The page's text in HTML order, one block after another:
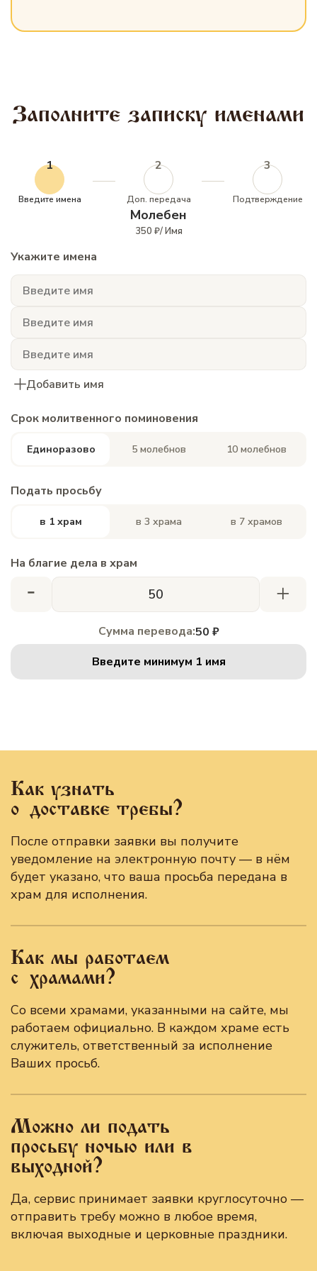
Заполните записку именами
1
Введите имена
2
Доп. передача
3
Подтверждение
Молебен
350 ₽/ Имя
Укажите имена
Добавить имя
Срок молитвенного поминовения
Единоразово 5 молебнов 10 молебнов
Подать просьбу
в 1 храм в 3 храма в 7 храмов
На благие дела в храм
- +
Сумма перевода:50 ₽
Введите минимум 1 имя
Как узнать
о доставке требы?
После отправки заявки вы получите
уведомление на электронную почту — в нём
будет указано, что ваша просьба передана в
храм для исполнения.
Как мы работаем
с храмами?
Со всеми храмами, указанными на сайте, мы
работаем официально. В каждом храме есть
служитель, ответственный за исполнение
Ваших просьб.
Можно ли подать
просьбу ночью или в
выходной?
Да, сервис принимает заявки круглосуточно —
отправить требу можно в любое время,
включая выходные и церковные праздники.